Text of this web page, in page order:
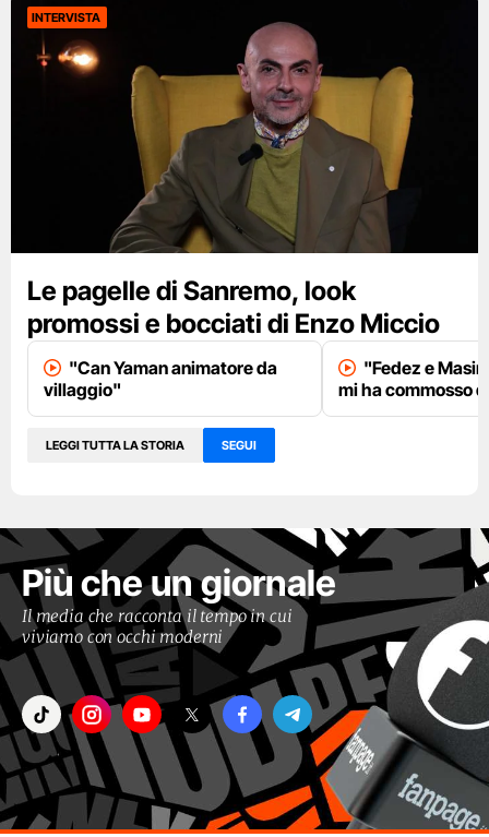
INTERVISTA
Le pagelle di Sanremo, look
promossi e bocciati di Enzo Miccio
"Can Yaman animatore da
villaggio"
"Fedez e
mi ha commosso
LEGGI TUTTA LA STORIA SEGUI
Più che un giornale
Il media che racconta il tempo in cui
viviamo con occhi moderni